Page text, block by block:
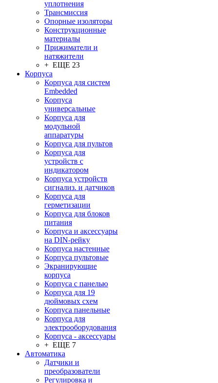
уплотнения
Трансмиссия
Опорные изоляторы
Конструкционные
материалы
Прижиматели и
натяжители
+ ЕЩЕ 23
Корпуса
Корпуса для систем
Embedded
Корпуса
универсальные
Корпуса для
модульной
аппаратуры
Корпуса для пультов
Корпуса для
устройств с
индикатором
Корпуса устройств
сигнализ. и датчиков
Корпуса для
герметизации
Корпуса для блоков
питания
Корпуса и аксессуары
на DIN-рейку
Корпуса настенные
Корпуса пультовые
Экранирующие
корпуса
Корпуса с панелью
Корпуса для 19
дюймовых схем
Корпуса панельные
Корпуса для
электрооборудования
Корпуса - аксессуары
+ ЕЩЕ 7
Автоматика
Датчики и
преобразователи
Регулировка и